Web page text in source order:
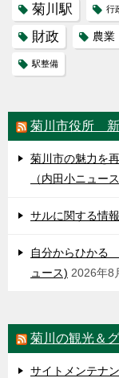
菊川駅 行
財政 農業
駅整備
菊川市役所 新
菊川市の魅力を
（内田小ニュース
サルに関する情
自分からひかる
ュース) 2026年8
菊川の観光＆
サイトメンテナ